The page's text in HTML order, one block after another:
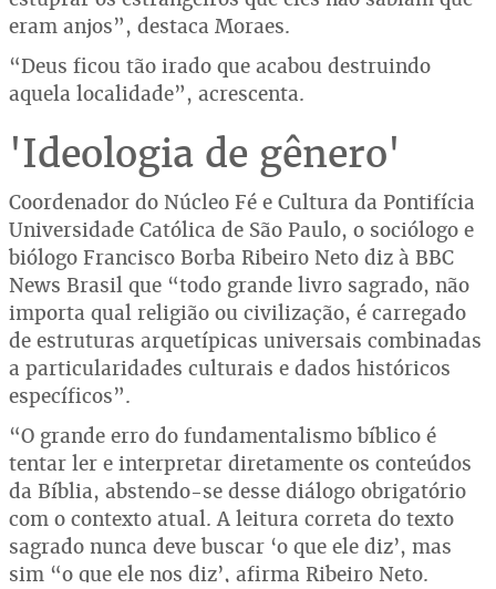
eram anjos”, destaca Moraes.
“Deus ficou tão irado que acabou destruindo
aquela localidade”, acrescenta.
'Ideologia de gênero'
Coordenador do Núcleo Fé e Cultura da Pontifícia
Universidade Católica de São Paulo, o sociólogo e
biólogo Francisco Borba Ribeiro Neto diz à BBC
News Brasil que “todo grande livro sagrado, não
importa qual religião ou civilização, é carregado
de estruturas arquetípicas universais combinadas
a particularidades culturais e dados históricos
específicos”.
“O grande erro do fundamentalismo bíblico é
tentar ler e interpretar diretamente os conteúdos
da Bíblia, abstendo-se desse diálogo obrigatório
com o contexto atual. A leitura correta do texto
sagrado nunca deve buscar ‘o que ele diz’, mas
sim “o que ele nos diz’, afirma Ribeiro Neto.